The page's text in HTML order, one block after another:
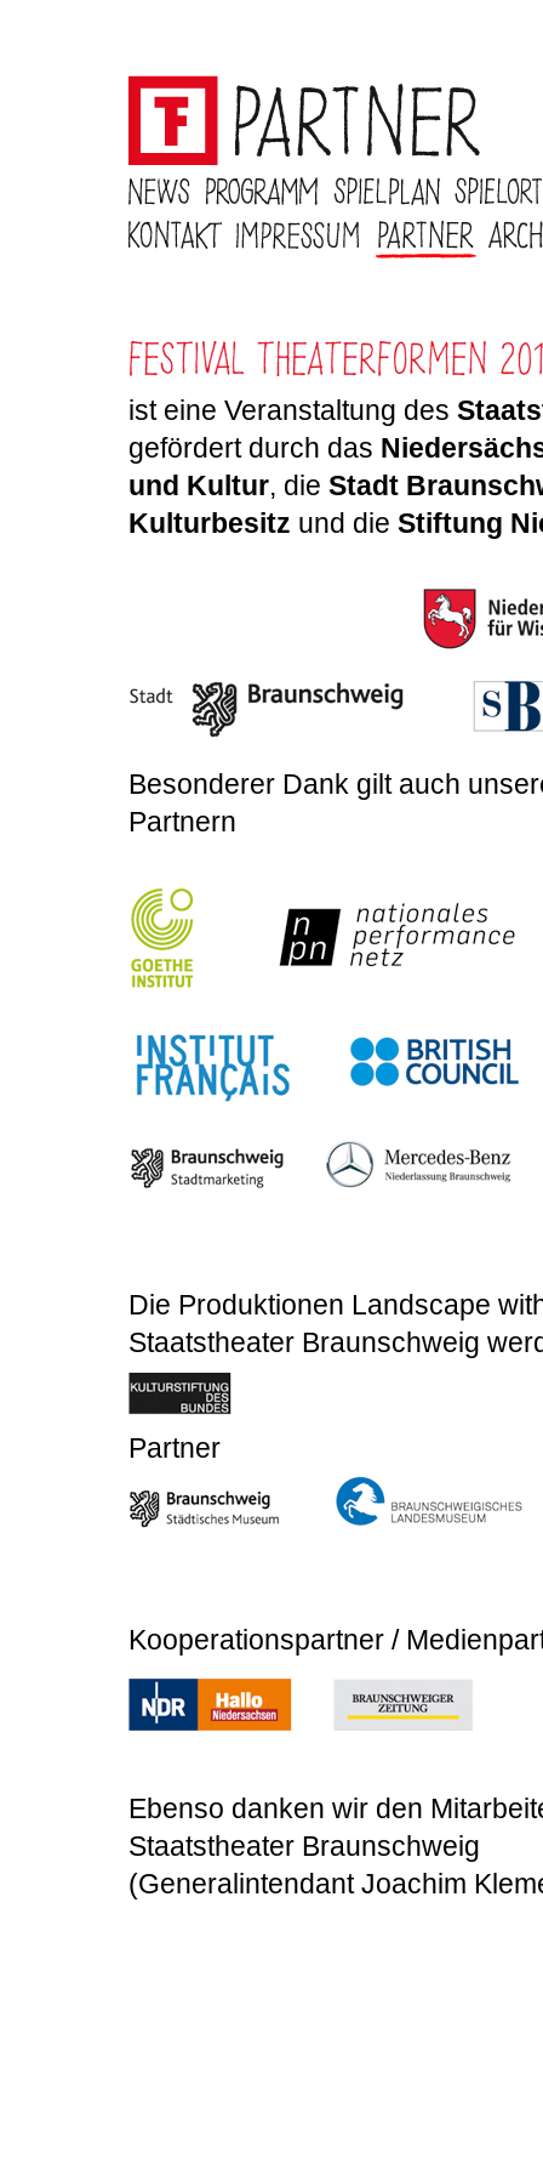
ist eine Veranstaltung des
gefördert durch das
und Kultur, die Stadt
Kulturbesitz und die Stiftung
Besonderer Dank gilt auch
Partnern
Die Produktionen Landscape
Staatstheater Braunschweig
Partner
Kooperationspartner /
Ebenso danken wir den
Staatstheater Braunschweig
(Generalintendant Joachim